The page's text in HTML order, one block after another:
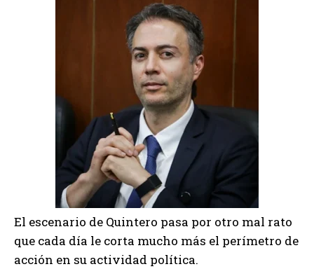
El escenario de Quintero pasa por otro mal rato
que cada día le corta mucho más el perímetro de
acción en su actividad política.